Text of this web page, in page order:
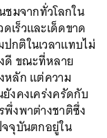
ชมจากทั่วโลกใน
เร็วและเด็ดขาด
กติในเวลาแทบไม่
ดี ขณะที่หลาย
หลัก แต่ความ
งคงเคร่งครัดกับ
พึ่งพาต่างชาติซึ่ง
จจุบันตกอยู่ใน